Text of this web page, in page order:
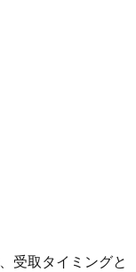
受取タイミングと